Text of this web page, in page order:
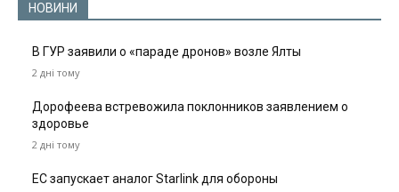
НОВИНИ
В ГУР заявили о «параде дронов» возле Ялты
2 дні тому
Дорофеева встревожила поклонников заявлением о
здоровье
2 дні тому
ЕС запускает аналог Starlink для обороны